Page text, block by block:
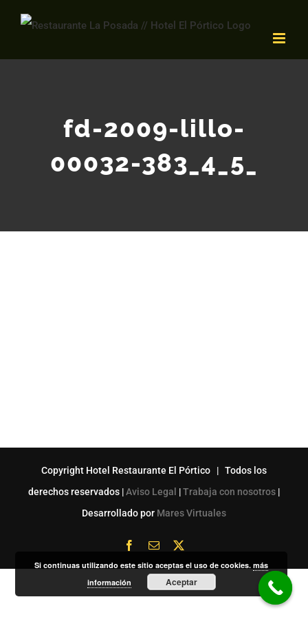
Saltar
contenido
fd-2009-lillo-
00032-383_4_5_
Copyright Hotel Restaurante El Pórtico | Todos los
derechos reservados |Aviso Legal |Trabaja con nosotros |
Desarrollado por Mares Virtuales
Facebook
Correo
Si continuas utilizando este sitio aceptas el uso de cookies.más
información
Aceptar